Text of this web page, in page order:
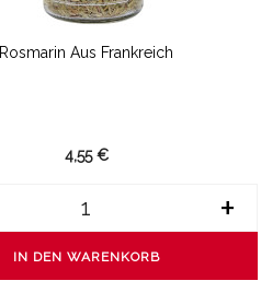
Rosmarin Aus Frankreich
4,55 €
+
IN DEN WARENKORB